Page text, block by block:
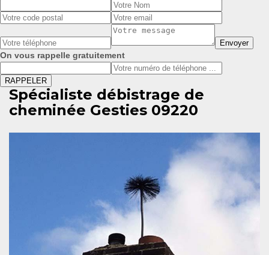
On vous rappelle gratuitement
Spécialiste débistrage de
cheminée Gesties 09220